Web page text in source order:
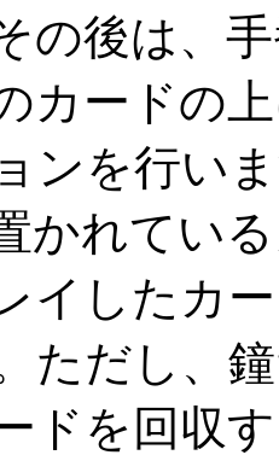
の後は、
カードの
ンを行い
かれてい
イしたカ
ただし、
ドを回収